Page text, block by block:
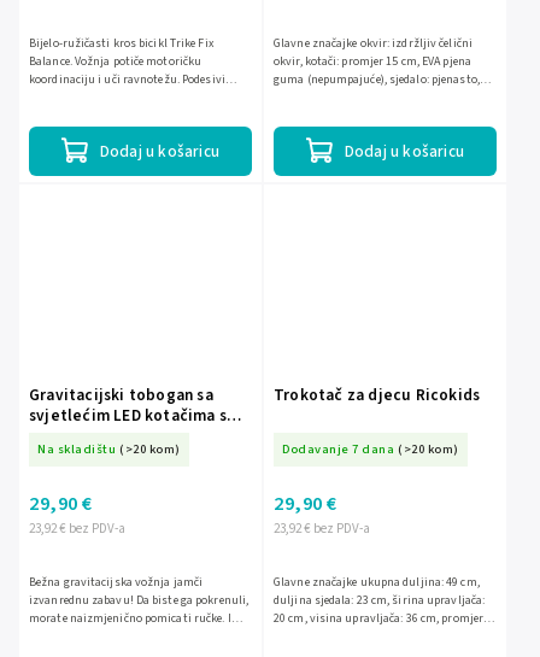
Dodaj u košaricu
Bijelo-ružičasti kros bicikl Trike Fix
Balance. Vožnja potiče motoričku
koordinaciju i uči ravnotežu. Podesivi
Dodaj u košaricu
Glavne značajke okvir: izdržljiv čelični
okvir, kotači: promjer 15 cm, EVA pjena
guma (nepumpajuće), sjedalo: pjenasto,
Gravitacijski tobogan sa
svjetlećim LED kotačima s
boje maks. 120 kg
Na skladištu (>20 kom)
23,92 € bez PDV-a
29,90 €
Bežna gravitacijska vožnja jamči
izvanrednu zabavu! Da biste ga pokrenuli,
morate naizmjenično pomicati ručke. Ima
Trokotač za djecu Ricokids
Dodavanje 7 dana (>20 kom)
23,92 € bez PDV-a
29,90 €
Glavne značajke ukupna duljina: 49 cm,
duljina sjedala: 23 cm, širina upravljača:
20 cm, visina upravljača: 36 cm, promjer